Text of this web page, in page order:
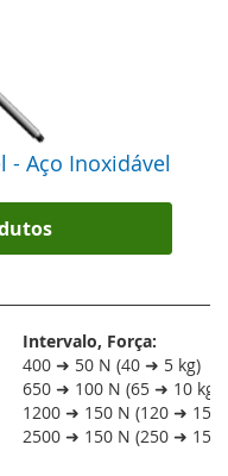
- Aço Inoxidável
Intervalo, Força:
400 ➜ 50 N (40 ➜ 5 kg)
650 ➜ 100 N (65 ➜ 10 kg)
1200 ➜ 150 N (120 ➜ 15
2500 ➜ 150 N (250 ➜ 15